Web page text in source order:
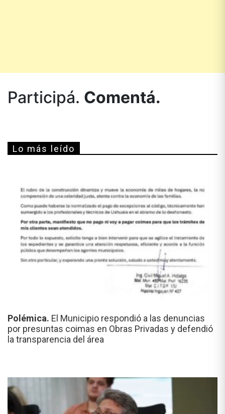
Participá. Comentá.
Lo más leído
Polémica. El Municipio respondió a las denuncias
por presuntas coimas en Obras Privadas y defendió
la transparencia del área